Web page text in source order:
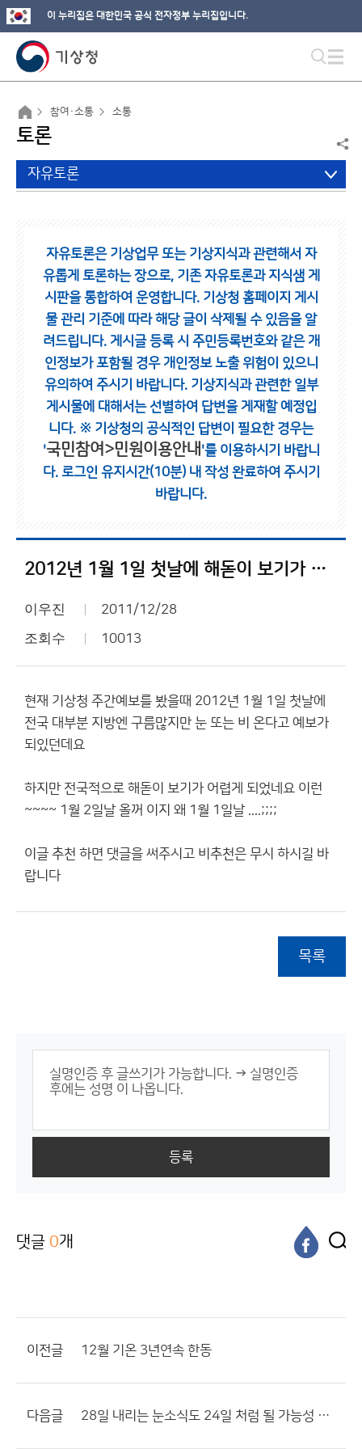
이 누리집은 대한민국 공식 전자정부 누리집입니다.
참여·소통 소통
토론
자유토론
자유토론은 기상업무 또는 기상지식과 관련해서 자
유롭게 토론하는 장으로, 기존 자유토론과 지식샘 게
시판을 통합하여 운영합니다. 기상청 홈페이지 게시
물 관리 기준에 따라 해당 글이 삭제될 수 있음을 알
려드립니다. 게시글 등록 시 주민등록번호와 같은 개
인정보가 포함될 경우 개인정보 노출 위험이 있으니
유의하여 주시기 바랍니다. 기상지식과 관련한 일부
게시물에 대해서는 선별하여 답변을 게재할 예정입
니다. ※ 기상청의 공식적인 답변이 필요한 경우는
'국민참여>민원이용안내 '를 이용하시기 바랍니
다. 로그인 유지시간(10분) 내 작성 완료하여 주시기
바랍니다.
2012년 1월 1일 첫날에 해돋이 보기가 어렵게 되었네요....?
이우진 2011/12/28
조회수 10013
현재 기상청 주간예보를 봤을때 2012년 1월 1일 첫날에
전국 대부분 지방엔 구름많지만 눈 또는 비 온다고 예보가
되있던데요
하지만 전국적으로 해돋이 보기가 어렵게 되었네요 이런
~~~~ 1월 2일날 올꺼 이지 왜 1월 1일날 ....;;;;
이글 추천 하면 댓글을 써주시고 비추천은 무시 하시길 바
랍니다
목록
등록
댓글 0개
이전글 12월 기온 3년연속 한동
다음글 28일 내리는 눈소식도 24일 처럼 될 가능성 있음